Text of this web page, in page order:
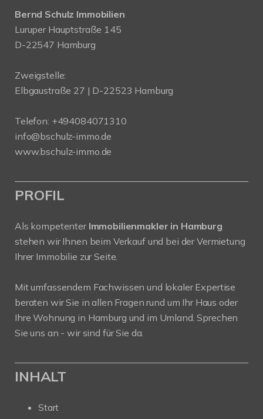
Bernd Schulz Immobilien
Luruper Hauptstraße 145
D-22547 Hamburg
Zweigstelle:
Elbgaustraße 27 | D-22523 Hamburg
Telefon: +494084071310
info@bschulz-immo.de
www.bschulz-immo.de
PROFIL
Als kompetenter Immobilienmakler in Hamburg
stehen wir Ihnen beim Verkauf und bei der Vermietung
Ihrer Immobilie zur Seite.
Mit umfassendem Fachwissen und lokaler Expertise
beraten wir Sie in allen Fragen rund um Ihr Haus oder
Ihre Wohnung in Hamburg und im Umland. Sprechen
Sie uns an - wir sind für Sie da.
INHALT
Start